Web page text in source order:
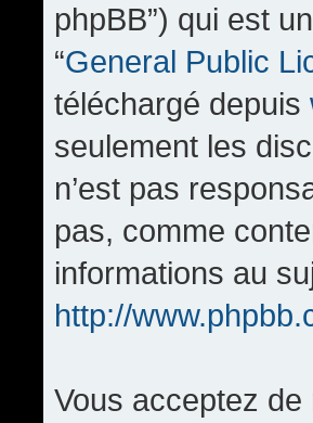
phpBB”) qui est
“General Public
téléchargé depuis
seulement les
n’est pas
pas, comme
informations au
http://
Vous acceptez